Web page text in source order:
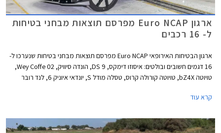
ארגון Euro NCAP מפרסם תוצאות מבחני בטיחות
ל- 16 רכבים
ארגון הבטיחות האירופאי Euro NCAP מפרסם תוצאות מבחני בטיחות שנערכו ל-
16 דגמים חשובים ובולטים: איסוזו דימקס, DS 9, הונדה סיוויק, Wey Coffe 02,
טויוטה bZ4X, טויוטה קורולה קרוס, טסלה מודל S, יונדאי איוניק 6, לנד רובר
קרא עוד